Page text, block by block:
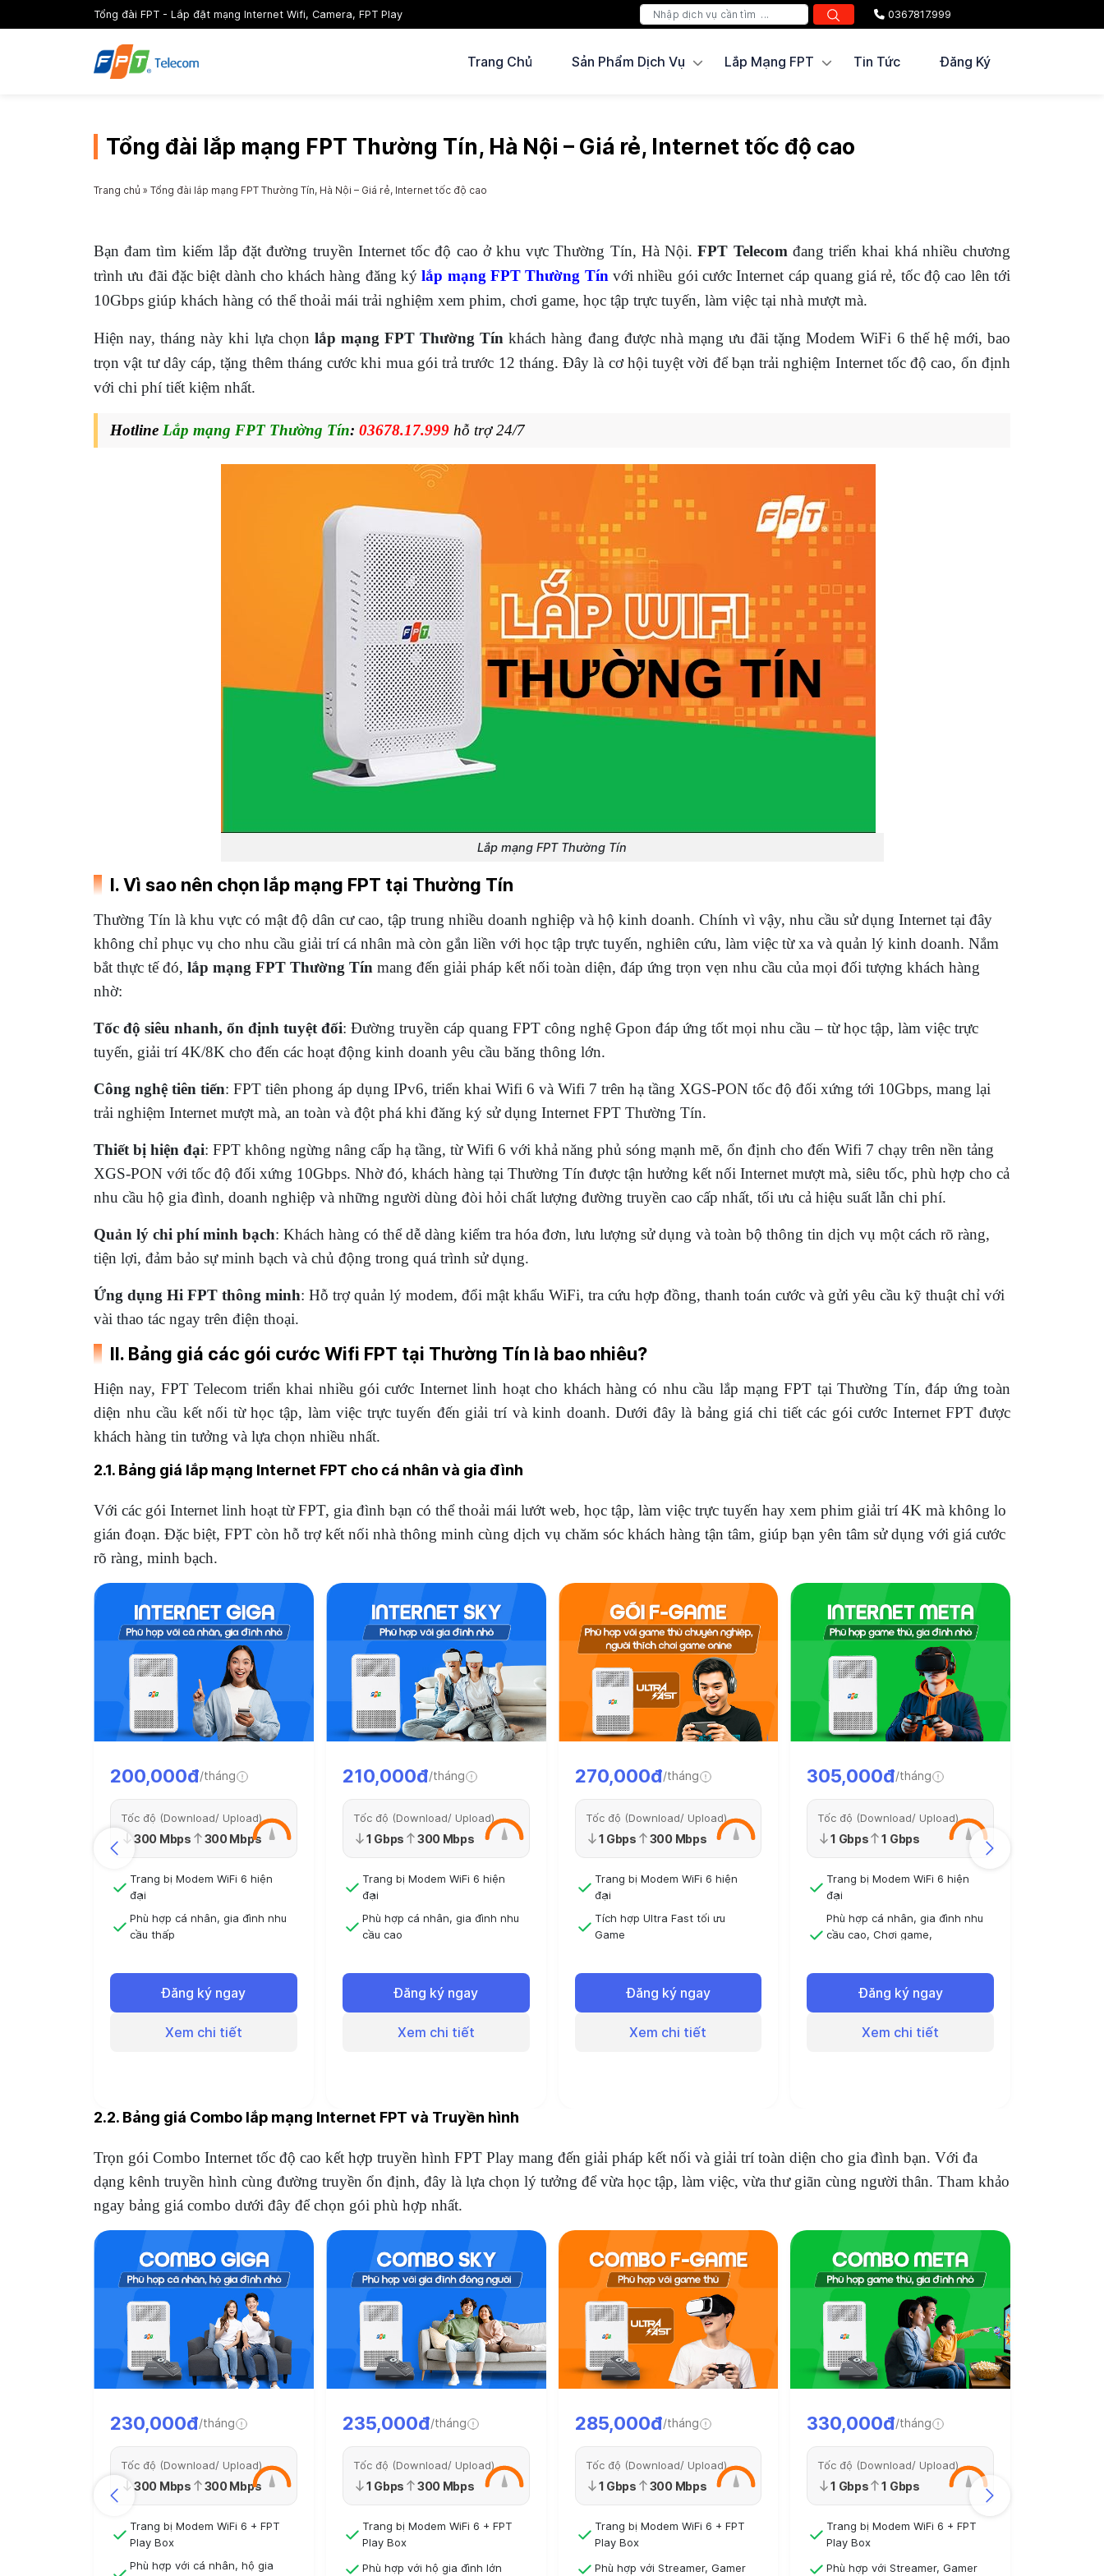
Tổng đài FPT - Lắp đặt mạng Internet Wifi, Camera, FPT Play 0367817.999
Trang Chủ Sản Phẩm Dịch Vụ Lắp Mạng FPT Tin Tức Đăng Ký
Tổng đài lắp mạng FPT Thường Tín, Hà Nội – Giá rẻ, Internet tốc độ cao
Trang chủ » Tổng đài lắp mạng FPT Thường Tín, Hà Nội – Giá rẻ, Internet tốc độ cao
Bạn đam tìm kiếm lắp đặt đường truyền Internet tốc độ cao ở khu vực Thường Tín, Hà Nội.FPT Telecom đang triển khai khá nhiều chương
trình ưu đãi đặc biệt dành cho khách hàng đăng kýlắp mạng FPT Thường Tín với nhiều gói cước Internet cáp quang giá rẻ, tốc độ cao lên tới
10Gbps giúp khách hàng có thể thoải mái trải nghiệm xem phim, chơi game, học tập trực tuyến, làm việc tại nhà mượt mà.
Hiện nay, tháng này khi lựa chọn lắp mạng FPT Thường Tín khách hàng đang được nhà mạng ưu đãi tặng Modem WiFi 6 thế hệ mới, bao
trọn vật tư dây cáp, tặng thêm tháng cước khi mua gói trả trước 12 tháng. Đây là cơ hội tuyệt vời để bạn trải nghiệm Internet tốc độ cao, ổn định
với chi phí tiết kiệm nhất.
Hotline Lắp mạng FPT Thường Tín: 03678.17.999 hỗ trợ 24/7
Lắp mạng FPT Thường Tín
I. Vì sao nên chọn lắp mạng FPT tại Thường Tín
Thường Tín là khu vực có mật độ dân cư cao, tập trung nhiều doanh nghiệp và hộ kinh doanh. Chính vì vậy, nhu cầu sử dụng Internet tại đây
không chỉ phục vụ cho nhu cầu giải trí cá nhân mà còn gắn liền với học tập trực tuyến, nghiên cứu, làm việc từ xa và quản lý kinh doanh. Nắm
bắt thực tế đó, lắp mạng FPT Thường Tín mang đến giải pháp kết nối toàn diện, đáp ứng trọn vẹn nhu cầu của mọi đối tượng khách hàng
nhờ:
Tốc độ siêu nhanh, ổn định tuyệt đối: Đường truyền cáp quang FPT công nghệ Gpon đáp ứng tốt mọi nhu cầu – từ học tập, làm việc trực
tuyến, giải trí 4K/8K cho đến các hoạt động kinh doanh yêu cầu băng thông lớn.
Công nghệ tiên tiến: FPT tiên phong áp dụng IPv6, triển khai Wifi 6 và Wifi 7 trên hạ tầng XGS-PON tốc độ đối xứng tới 10Gbps, mang lại
trải nghiệm Internet mượt mà, an toàn và đột phá khi đăng ký sử dụng Internet FPT Thường Tín.
Thiết bị hiện đại: FPT không ngừng nâng cấp hạ tầng, từ Wifi 6 với khả năng phủ sóng mạnh mẽ, ổn định cho đến Wifi 7 chạy trên nền tảng
XGS-PON với tốc độ đối xứng 10Gbps. Nhờ đó, khách hàng tại Thường Tín được tận hưởng kết nối Internet mượt mà, siêu tốc, phù hợp cho cả
nhu cầu hộ gia đình, doanh nghiệp và những người dùng đòi hỏi chất lượng đường truyền cao cấp nhất, tối ưu cả hiệu suất lẫn chi phí.
Quản lý chi phí minh bạch: Khách hàng có thể dễ dàng kiểm tra hóa đơn, lưu lượng sử dụng và toàn bộ thông tin dịch vụ một cách rõ ràng,
tiện lợi, đảm bảo sự minh bạch và chủ động trong quá trình sử dụng.
Ứng dụng Hi FPT thông minh: Hỗ trợ quản lý modem, đổi mật khẩu WiFi, tra cứu hợp đồng, thanh toán cước và gửi yêu cầu kỹ thuật chỉ với
vài thao tác ngay trên điện thoại.
II. Bảng giá các gói cước Wifi FPT tại Thường Tín là bao nhiêu?
Hiện nay, FPT Telecom triển khai nhiều gói cước Internet linh hoạt cho khách hàng có nhu cầu lắp mạng FPT tại Thường Tín, đáp ứng toàn
diện nhu cầu kết nối từ học tập, làm việc trực tuyến đến giải trí và kinh doanh. Dưới đây là bảng giá chi tiết các gói cước Internet FPT được
khách hàng tin tưởng và lựa chọn nhiều nhất.
2.1. Bảng giá lắp mạng Internet FPT cho cá nhân và gia đình
Với các gói Internet linh hoạt từ FPT, gia đình bạn có thể thoải mái lướt web, học tập, làm việc trực tuyến hay xem phim giải trí 4K mà không lo
gián đoạn. Đặc biệt, FPT còn hỗ trợ kết nối nhà thông minh cùng dịch vụ chăm sóc khách hàng tận tâm, giúp bạn yên tâm sử dụng với giá cước
rõ ràng, minh bạch.
200,000đ/tháng
Tốc độ (Download/ Upload)
300 Mbps 300 Mbps
Trang bị Modem WiFi 6 hiện
đại
Phù hợp cá nhân, gia đình nhu
cầu thấp
Đóng 12 tháng - Sử dụng 13
Đăng ký ngay
Xem chi tiết
210,000đ/tháng
Tốc độ (Download/ Upload)
1 Gbps 300 Mbps
Trang bị Modem WiFi 6 hiện
đại
Phù hợp cá nhân, gia đình nhu
cầu cao
Đóng 12 tháng - Sử dụng 13
Đăng ký ngay
Xem chi tiết
270,000đ/tháng
Tốc độ (Download/ Upload)
1 Gbps 300 Mbps
Trang bị Modem WiFi 6 hiện
đại
Tích hợp Ultra Fast tối ưu
Game
cầu sử dụng cao
Đóng 6 tháng sử dụng 6 tháng
Đóng 12 tháng - Sử dụng 13
Đăng ký ngay
Xem chi tiết
305,000đ/tháng
Tốc độ (Download/ Upload)
1 Gbps 1 Gbps
Trang bị Modem WiFi 6 hiện
đại
Phù hợp cá nhân, gia đình nhu
cầu cao, Chơi game,
Đóng 6 tháng sử dụng 6 tháng
Đóng 12 tháng - Sử dụng 13
Đăng ký ngay
Xem chi tiết
2.2. Bảng giá Combo lắp mạng Internet FPT và Truyền hình
Trọn gói Combo Internet tốc độ cao kết hợp truyền hình FPT Play mang đến giải pháp kết nối và giải trí toàn diện cho gia đình bạn. Với đa
dạng kênh truyền hình cùng đường truyền ổn định, đây là lựa chọn lý tưởng để vừa học tập, làm việc, vừa thư giãn cùng người thân. Tham khảo
ngay bảng giá combo dưới đây để chọn gói phù hợp nhất.
230,000đ/tháng
Tốc độ (Download/ Upload)
300 Mbps 300 Mbps
Trang bị Modem WiFi 6 + FPT
Play Box
Phù hợp với cá nhân, hộ gia
235,000đ/tháng
Tốc độ (Download/ Upload)
1 Gbps 300 Mbps
Trang bị Modem WiFi 6 + FPT
Play Box
Phù hợp với hộ gia đình lớn
285,000đ/tháng
Tốc độ (Download/ Upload)
1 Gbps 300 Mbps
Trang bị Modem WiFi 6 + FPT
Play Box
Phù hợp với Streamer, Gamer
330,000đ/tháng
Tốc độ (Download/ Upload)
1 Gbps 1 Gbps
Trang bị Modem WiFi 6 + FPT
Play Box
Phù hợp với Streamer, Gamer